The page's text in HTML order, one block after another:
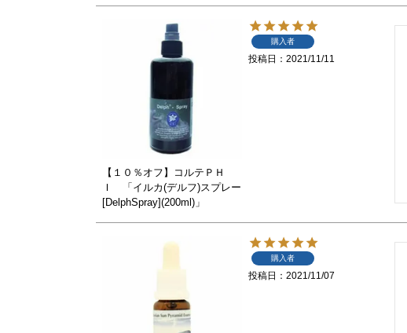
【１０％オフ】コルテＰＨ
Ｉ 「イルカ(デルフ)スプレー
[DelphSpray](200ml)」
購入者
投稿日 2021/11/11
購入者
投稿日 2021/11/07